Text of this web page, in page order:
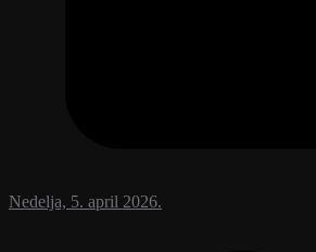
Nedelja, 5. april 2026.